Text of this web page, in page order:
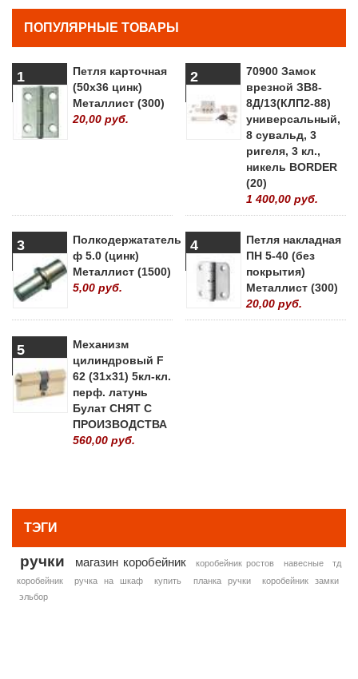
ПОПУЛЯРНЫЕ ТОВАРЫ
1
Петля карточная
(50х36 цинк)
Металлист (300)
20,00 руб.
2
70900 Замок
врезной ЗВ8-
8Д/13(КЛП2-88)
универсальный,
8 сувальд, 3
ригеля, 3 кл.,
никель BORDER
(20)
1 400,00 руб.
3
Полкодержататель
ф 5.0 (цинк)
Металлист (1500)
5,00 руб.
4
Петля накладная
ПН 5-40 (без
покрытия)
Металлист (300)
20,00 руб.
5
Механизм
цилиндровый F
62 (31х31) 5кл-кл.
перф. латунь
Булат СНЯТ С
ПРОИЗВОДСТВА
560,00 руб.
ТЭГИ
ручки магазин коробейник коробейник ростов навесные
тд
коробейник
ручка на шкаф купить планка ручки
коробейник замки
эльбор